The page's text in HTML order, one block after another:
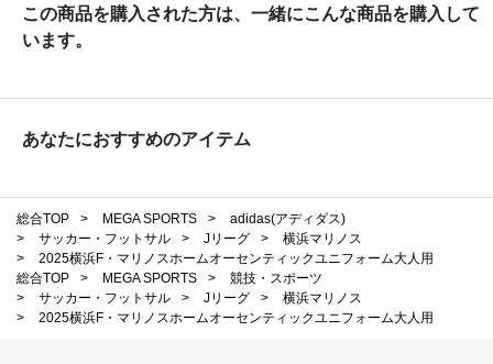
この商品を購入された方は、一緒にこんな商品を購入して
います。
あなたにおすすめのアイテム
総合TOP > MEGA SPORTS >
adidas(アディダス)
>
サッカー・フットサル > Jリーグ >
横浜マリノス
>
2025横浜F・マリノスホームオーセンティックユニフォーム大人用
総合TOP
> MEGA SPORTS >
競技・スポーツ
>
サッカー・フットサル > Jリーグ >
横浜マリノス
>
2025横浜F・マリノスホームオーセンティックユニフォーム大人用